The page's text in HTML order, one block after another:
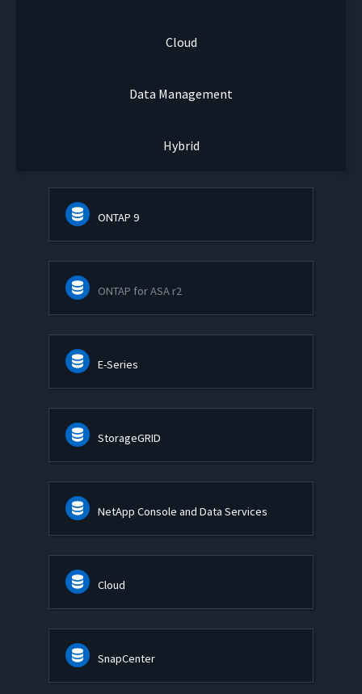
Cloud
Data Management
Hybrid
ONTAP 9
ONTAP for ASA r2
E-Series
StorageGRID
NetApp Console and Data Services
Cloud
SnapCenter